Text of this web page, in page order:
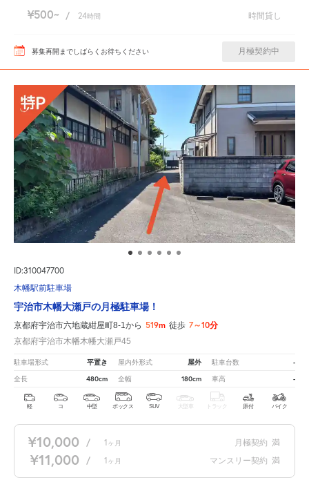
¥500 / 24時間 時間貸し
募集再開までしばらくお待ちください 月極契約中
ID:310047700
木幡駅前駐車場
宇治市木幡大瀬戸の月極駐車場！
京都府宇治市六地蔵紺屋町8-1から 519m 徒歩 7～10分
京都府宇治市木幡木幡大瀬戸45
駐車場形式 平置き 屋内外形式 屋外 駐車台数 -
全長 480cm 全幅 180cm 車高 -
軽 コ 中型 ボックス SUV 大型車 トラック 原付 バイク
¥10,000 / 1 ヶ月 月極契約 満
¥11,000 / 1 ヶ月 マンスリー契約 満